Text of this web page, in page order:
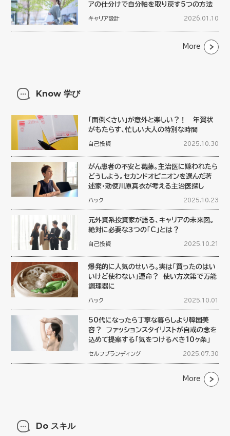
アの仕分けで自分軸を取り戻す5つの方法
キャリア設計 2026.01.10
More
Know 学び
「面倒くさい」が意外と楽しい？！ 年賀状
がもたらす、忙しい大人の特別な時間
自己投資 2025.10.30
がん患者の不安と葛藤。主治医に嫌われたら
どうしよう。セカンドオピニオンを選んだ著
述家・勅使川原真衣が考える主治医探し
ハック 2025.10.23
元外資系投資家が語る、キャリアの未来図。
絶対に必要な３つの「C」とは？
自己投資 2025.10.21
爆発的に人気のせいろ。実は「買ったのはい
いけど使わない」運命？ 使い方次第で万能
調理器に
ハック 2025.10.01
50代になったら丁寧な暮らしより韓国美
容？ ファッションスタイリストが自戒の念を
込めて提案する「気をつけるべき10ヶ条」
セルフブランディング 2025.07.30
More
Do スキル